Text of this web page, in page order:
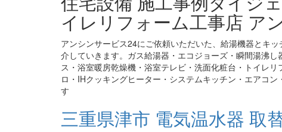
イレリフォーム工事店 ア
アンシンサービス24にご依頼いただいた、給湯機器とキ
介していきます。ガス給湯器・エコジョーズ・瞬間湯沸
ス・浴室暖房乾燥機・浴室テレビ・洗面化粧台・トイレ
ロ・IHクッキングヒーター・システムキッチン・エアコ
す
三重県津市 電気温水器 取